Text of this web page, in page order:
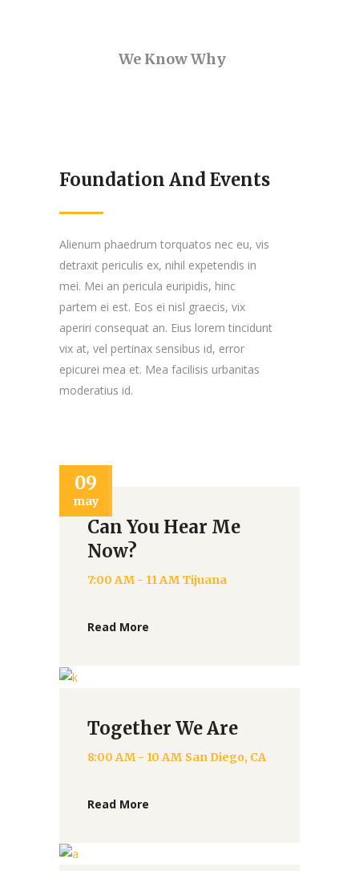
We Know Why
Foundation And Events
Alienum phaedrum torquatos nec eu, vis
detraxit periculis ex, nihil expetendis in
mei. Mei an pericula euripidis, hinc
partem ei est. Eos ei nisl graecis, vix
aperiri consequat an. Eius lorem tincidunt
vix at, vel pertinax sensibus id, error
epicurei mea et. Mea facilisis urbanitas
moderatius id.
27
nov
Can You Hear Me
Now?
7:00 AM - 11 AM Tijuana
Read More
28
jun
Together We Are
8:00 AM - 10 AM San Diego, CA
Read More
09
may